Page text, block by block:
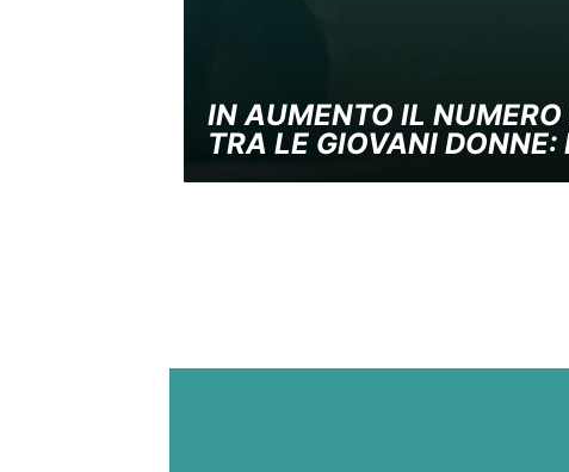
IN AUMENTO IL
TRA LE GIOVANI